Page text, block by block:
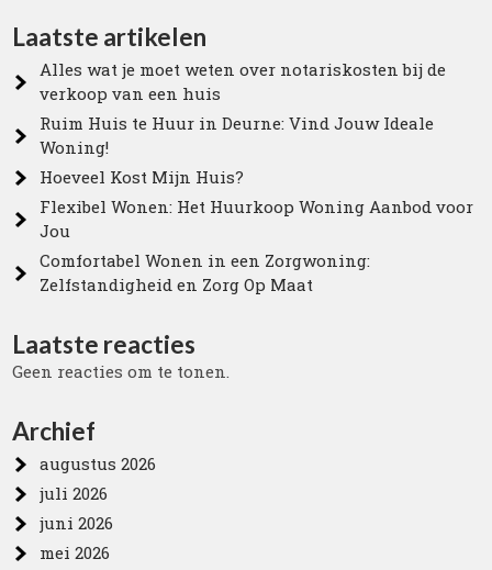
Laatste artikelen
Alles wat je moet weten over notariskosten bij de
verkoop van een huis
Ruim Huis te Huur in Deurne: Vind Jouw Ideale
Woning!
Hoeveel Kost Mijn Huis?
Flexibel Wonen: Het Huurkoop Woning Aanbod voor
Jou
Comfortabel Wonen in een Zorgwoning:
Zelfstandigheid en Zorg Op Maat
Laatste reacties
Geen reacties om te tonen.
Archief
augustus 2026
juli 2026
juni 2026
mei 2026